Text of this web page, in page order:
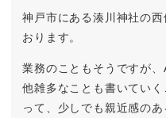
神戸市にある湊川神社の
おります。
業務のこともそうですが
他雑多なことも書いてい
って、少しでも親近感の